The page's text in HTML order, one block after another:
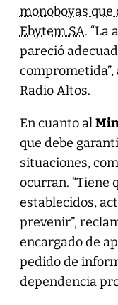
monoboyas
Ebytem SA. “La
pareció
Radio Altos.
En cuanto al
que debe
situaciones,
ocurran. “Tiene
establecidos,
prevenir”,
encargado de
pedido de
dependencia